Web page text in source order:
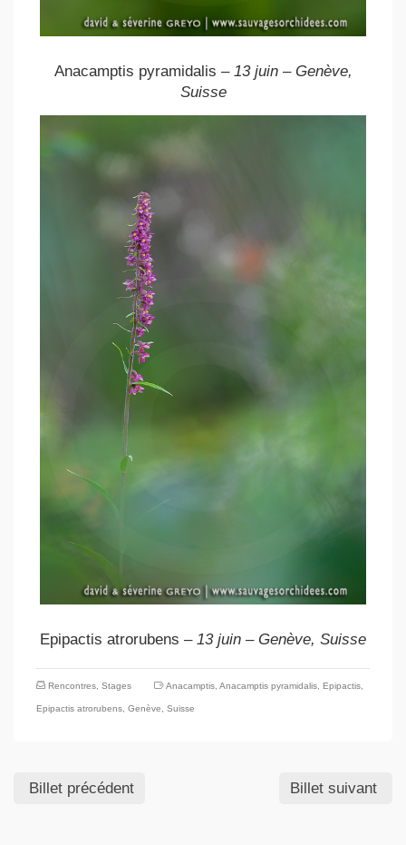
Anacamptis pyramidalis – 13 juin – Genève,
Suisse
Epipactis atrorubens – 13 juin – Genève, Suisse
Rencontres, Stages Anacamptis, Anacamptis pyramidalis, Epipactis,
Epipactis atrorubens, Genève, Suisse
Billet précédent Billet suivant